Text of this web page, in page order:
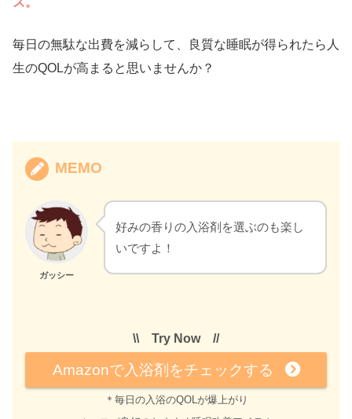
毎日の無駄な出費を減らして、良質な睡眠が得られたら人
生のQOLが高まると思いませんか？
MEMO
ガッシー
好みの香りの入浴剤を選ぶのも楽し
いですよ！
\\ Try Now //
Amazonで入浴剤をチェックする
＊毎日の入浴のQOLが爆上がり